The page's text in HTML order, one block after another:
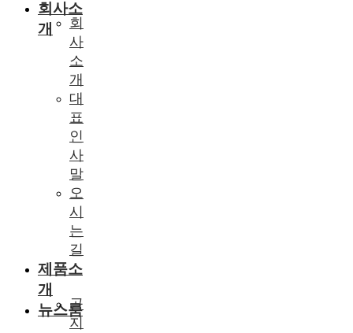
회사소
개
회
사
소
개
대
표
인
사
말
오
시
는
길
제품소
개
뉴스룸
공
지